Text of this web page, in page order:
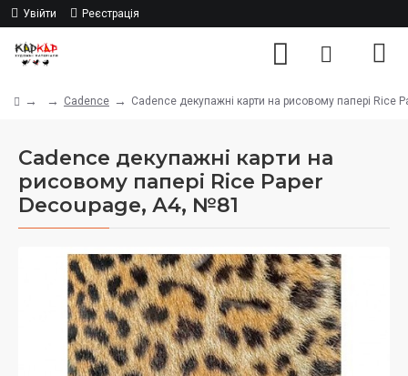
Увійти Реєстрація
Cadence Cadence декупажні карти на рисовому папері Rice
Cadence декупажні карти на
рисовому папері Rice Paper
Decoupage, А4, №81